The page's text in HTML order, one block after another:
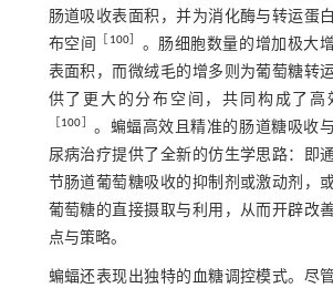
肠道吸收表面积，并为消化酶与转运蛋
布空间
100］ 。肠细胞数量的增加极大
表面积，而微绒毛的增多则为葡萄糖转
供了更大的分布空间，共同构成了高
100
。蝙蝠高效且精准的肠道糖吸收
尿病治疗提供了全新的仿生学思路：即
节肠道葡萄糖吸收的抑制剂或激动剂，
葡萄糖的直接摄取与利用，从而开辟改
点与策略。
蝙蝠还表现出独特的血糖调控模式。尽